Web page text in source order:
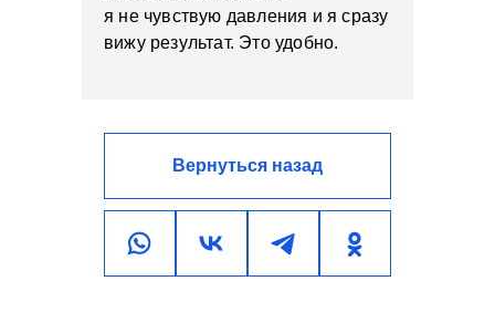
Вернуться назад
я не чувствую давления и я сразу
вижу результат. Это удобно.